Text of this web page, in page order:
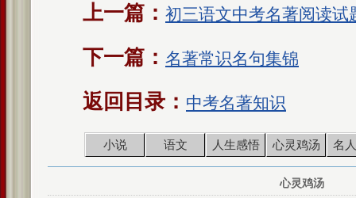
上一篇： 初三语文中考名著阅读试
下一篇： 名著常识名句集锦
返回目录： 中考名著知识
小说 语文 人生感悟 心灵鸡汤 名
心灵鸡汤